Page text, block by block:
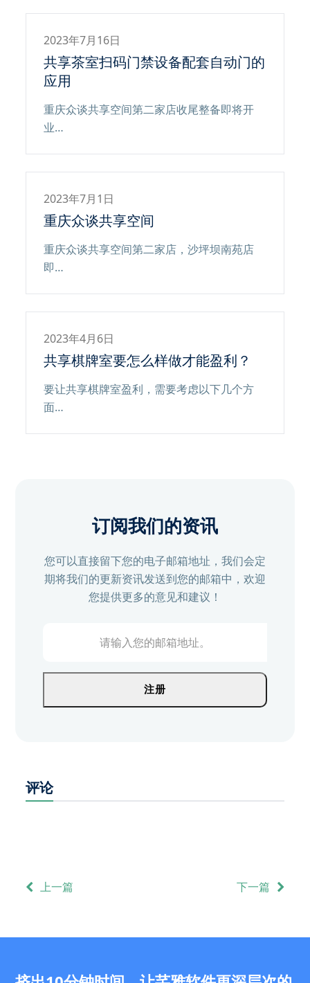
2023年7月16日
共享茶室扫码门禁设备配套自动门的
应用
重庆众谈共享空间第二家店收尾整备即将开
业…
2023年7月1日
重庆众谈共享空间
重庆众谈共享空间第二家店，沙坪坝南苑店
即…
2023年4月6日
共享棋牌室要怎么样做才能盈利？
要让共享棋牌室盈利，需要考虑以下几个方
面…
订阅我们的资讯
您可以直接留下您的电子邮箱地址，我们会定
期将我们的更新资讯发送到您的邮箱中，欢迎
您提供更多的意见和建议！
的
注册
评论
上一篇 下一篇